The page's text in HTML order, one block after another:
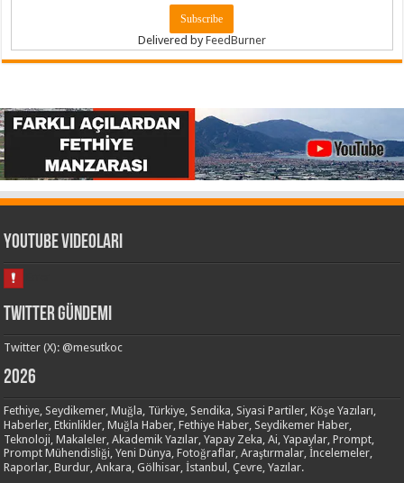
Delivered byFeedBurner
Youtube Videoları
Twitter Gündemi
Twitter (X): @mesutkoc
2026
Fethiye, Seydikemer, Muğla, Türkiye, Sendika, Siyasi Partiler, Köşe Yazıları,
Haberler, Etkinlikler, Muğla Haber, Fethiye Haber, Seydikemer Haber,
Teknoloji, Makaleler, Akademik Yazılar, Yapay Zeka, Ai, Yapaylar, Prompt,
Prompt Mühendisliği, Yeni Dünya, Fotoğraflar, Araştırmalar, İncelemeler,
Raporlar, Burdur, Ankara, Gölhisar, İstanbul, Çevre, Yazılar.